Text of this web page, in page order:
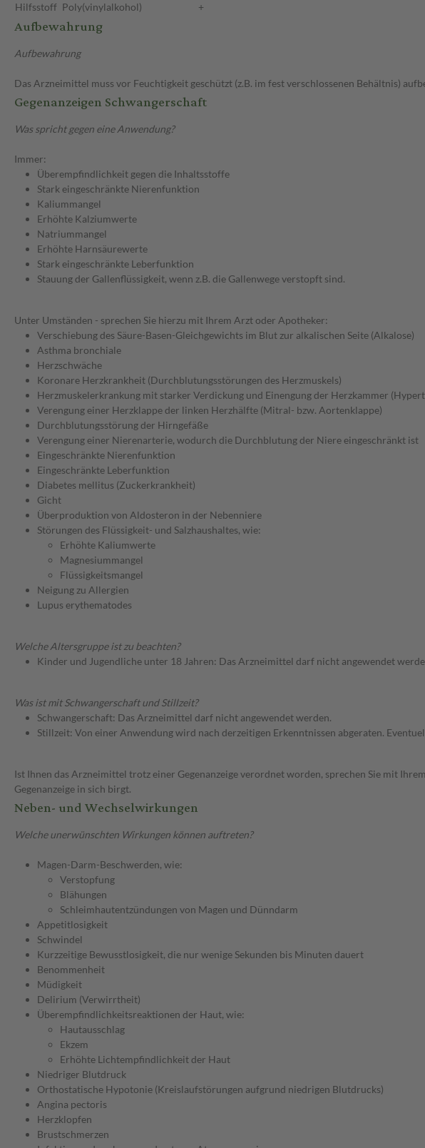
Hilfsstoff Poly(vinylalkohol) +
Aufbewahrung
Aufbewahrung
Das Arzneimittel muss vor Feuchtigkeit geschützt (z.B. im fest verschlossenen Behältnis)
Gegenanzeigen Schwangerschaft
Was spricht gegen eine Anwendung?
Immer:
Überempfindlichkeit gegen die Inhaltsstoffe
Stark eingeschränkte Nierenfunktion
Kaliummangel
Erhöhte Kalziumwerte
Natriummangel
Erhöhte Harnsäurewerte
Stark eingeschränkte Leberfunktion
Stauung der Gallenflüssigkeit, wenn z.B. die Gallenwege verstopft sind.
Unter Umständen - sprechen Sie hierzu mit Ihrem Arzt oder Apotheker:
Verschiebung des Säure-Basen-Gleichgewichts im Blut zur alkalischen Seite (Alkalose)
Asthma bronchiale
Herzschwäche
Koronare Herzkrankheit (Durchblutungsstörungen des Herzmuskels)
Herzmuskelerkrankung mit starker Verdickung und Einengung der Herzkammer
Verengung einer Herzklappe der linken Herzhälfte (Mitral- bzw. Aortenklappe)
Durchblutungsstörung der Hirngefäße
Verengung einer Nierenarterie, wodurch die Durchblutung der Niere eingeschränkt ist
Eingeschränkte Nierenfunktion
Eingeschränkte Leberfunktion
Diabetes mellitus (Zuckerkrankheit)
Gicht
Überproduktion von Aldosteron in der Nebenniere
Störungen des Flüssigkeit- und Salzhaushaltes, wie:
Erhöhte Kaliumwerte
Magnesiummangel
Flüssigkeitsmangel
Neigung zu Allergien
Lupus erythematodes
Welche Altersgruppe ist zu beachten?
Kinder und Jugendliche unter 18 Jahren: Das Arzneimittel darf nicht angewendet
Was ist mit Schwangerschaft und Stillzeit?
Schwangerschaft: Das Arzneimittel darf nicht angewendet werden.
Stillzeit: Von einer Anwendung wird nach derzeitigen Erkenntnissen abgeraten.
Ist Ihnen das Arzneimittel trotz einer Gegenanzeige verordnet worden, sprechen Sie mit
Gegenanzeige in sich birgt.
Neben- und Wechselwirkungen
Welche unerwünschten Wirkungen können auftreten?
Magen-Darm-Beschwerden, wie:
Verstopfung
Blähungen
Schleimhautentzündungen von Magen und Dünndarm
Appetitlosigkeit
Schwindel
Kurzzeitige Bewusstlosigkeit, die nur wenige Sekunden bis Minuten dauert
Benommenheit
Müdigkeit
Delirium (Verwirrtheit)
Überempfindlichkeitsreaktionen der Haut, wie:
Hautausschlag
Ekzem
Erhöhte Lichtempfindlichkeit der Haut
Niedriger Blutdruck
Orthostatische Hypotonie (Kreislaufstörungen aufgrund niedrigen Blutdrucks)
Angina pectoris
Herzklopfen
Brustschmerzen